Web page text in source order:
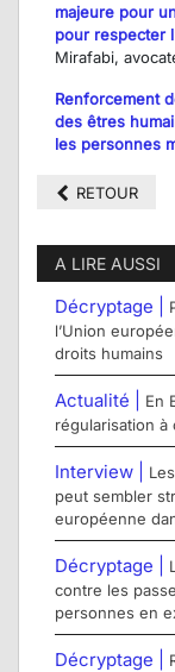
majeure pour
pour respecter
Mirafabi,
Renforcement
des êtres
les personnes
RETOUR
A LIRE AUSSI
Décryptage |
l’Union
droits humains
Actualité |
En
régularisation
Interview |
peut sembler
européenne
Décryptage |
contre les
personnes en
Décryptage |